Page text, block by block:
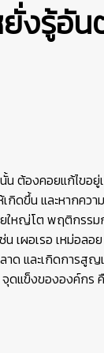
รู้อัน
น ต้องคอยแก้ไขอ
กิดขึ้น และหากคว
ใหญ่โต พฤติกรรม
เผอเรอ เหม่อลอ
ด และเกิดการสูญ
ดแข็งขององค์กร